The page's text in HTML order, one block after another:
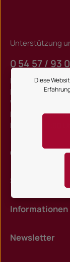
Unterstützung
0 54 57 / 93
Mo-Do, 08:00 -
Fr, 08:00 - 15:00
Warenannahme:
Mo-Do, 07:00 -
Fr, 07:00 - 11:00 Uhr
Oder über unser
Shop Service
Informationen
Newsletter
Diese